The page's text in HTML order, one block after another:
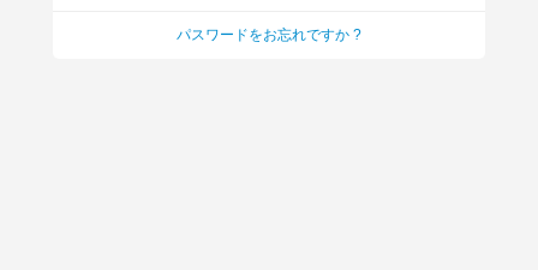
パスワードをお忘れですか ?